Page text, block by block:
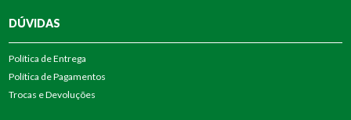
DÚVIDAS
Política de Entrega
Política de Pagamentos
Trocas e Devoluções